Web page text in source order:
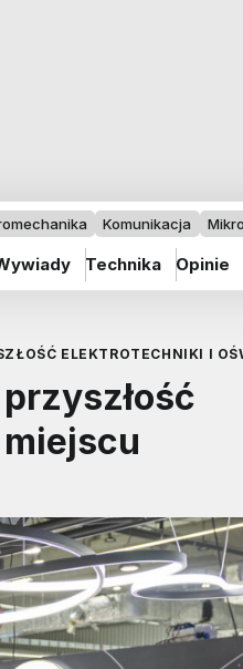
Komunikacja
Technika Opinie
ELEKTROTECHNIKI I